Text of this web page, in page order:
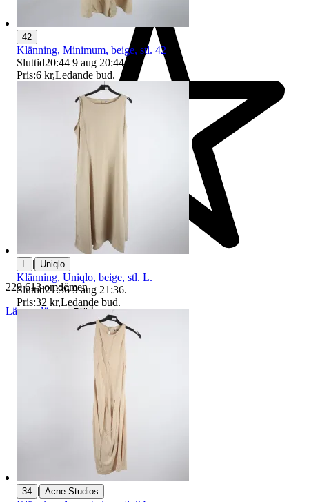
229 613 omdömen
Läs omdömen Följ
42
Klänning, Minimum, beige, stl. 42
Sluttid20:44 9 aug 20:44.
Pris:6 kr,Ledande bud.
L | Uniqlo
Klänning, Uniqlo, beige, stl. L.
Sluttid21:36 9 aug 21:36.
Pris:32 kr,Ledande bud.
34 | Acne Studios